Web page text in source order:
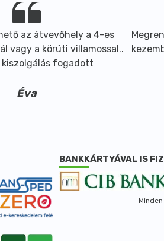
az átvevőhely a 4-es
vagy a körúti villamossal..
kiszolgálás fogadott
Éva
BANKKÁRTYÁVAL IS